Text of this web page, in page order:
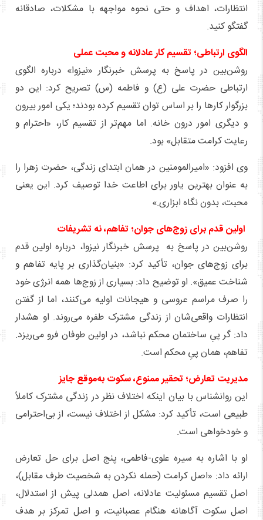
انتظارات، اهداف و حتی نحوه مواجهه با مشکلات، صادقانه
گفتگو کنید.
الگوی ارتباطی؛ تقسیم کار عادلانه و محبت عملی
روشن‌بین در پاسخ به پرسش خبرنگار «نیزوا» درباره الگوی
ارتباطی حضرت علی (ع) و فاطمه (س) تصریح کرد: این دو
بزرگوار کارها را بر اساس توان تقسیم کرده بودند؛ یکی امور بیرون
و دیگری امور درون خانه. اما مهم‌تر از تقسیم کار، «احترام و
رعایت کرامت متقابل» بود.
وی افزود: «امیرالمومنین در همان ابتدای زندگی، حضرت زهرا را
به عنوان بهترین یاور برای اطاعت خدا توصیف کرد. این یعنی
محبت، بدون نگاه ابزاری.»
اولین قدم برای زوج‌های جوان؛ تفاهم، نه تشریفات
روشن‌بین در پاسخ به پرسش خبرنگار نیزوا، درباره اولین قدم
برای زوج‌های جوان، تأکید کرد: «بنیان‌گذاری بر پایه تفاهم و
شناخت عمیق». او توضیح داد: بسیاری از زوج‌ها همه انرژی خود
را صرف مراسم عروسی و هیجانات اولیه می‌کنند، اما از گفتن
انتظارات واقعی‌شان از زندگی مشترک طفره می‌روند. او هشدار
داد: گر پیِ ساختمان محکم نباشد، در اولین طوفان فرو می‌ریزد.
تفاهم، همان پیِ محکم است.
مدیریت تعارض؛ تحقیر ممنوع، سکوت به‌موقع جایز
این روانشناس با بیان اینکه اختلاف نظر در زندگی مشترک کاملاً
طبیعی است، تأکید کرد: مشکل از اختلاف نیست، از بی‌احترامی
و خودخواهی است.
او با اشاره به سیره علوی-فاطمی، پنج اصل برای حل تعارض
ارائه داد: «اصل کرامت (حمله نکردن به شخصیت طرف مقابل)،
اصل تقسیم مسئولیت عادلانه، اصل همدلی پیش از استدلال،
اصل سکوت آگاهانه هنگام عصبانیت، و اصل تمرکز بر هدف